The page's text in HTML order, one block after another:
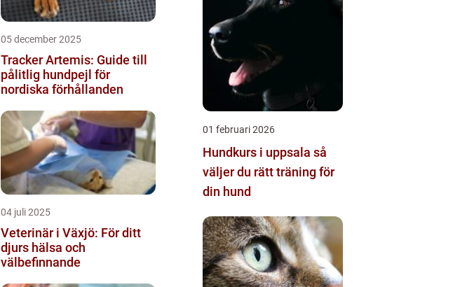
05 december 2025
Tracker Artemis: Guide till
pålitlig hundpejl för
nordiska förhållanden
04 juli 2025
Veterinär i Växjö: För ditt
djurs hälsa och
välbefinnande
01 februari 2026
Hundkurs i uppsala så
väljer du rätt träning för
din hund